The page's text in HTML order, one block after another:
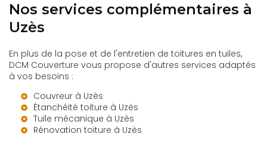
Nos services complémentaires à
Uzès
En plus de la pose et de l'entretien de toitures en tuiles,
DCM Couverture vous propose d'autres services adaptés
à vos besoins :
Couvreur à Uzès
Étanchéité toiture à Uzès
Tuile mécanique à Uzès
Rénovation toiture à Uzès